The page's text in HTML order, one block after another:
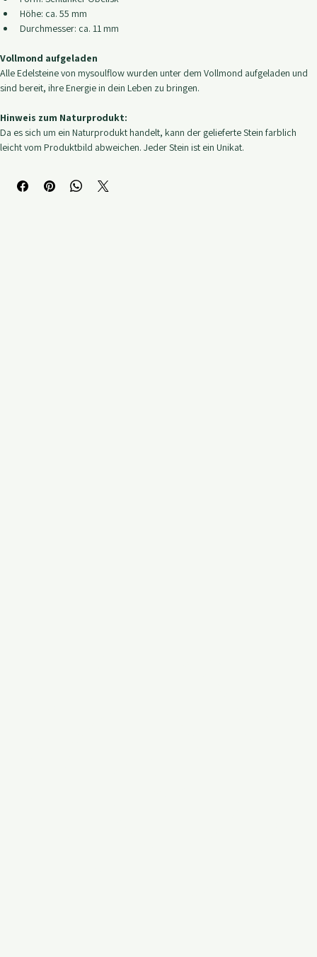
Details:
Stein: Granodiorit
Höhe: ca. 55 mm
Durchmesser: ca. 11 mm
Alle Edelsteine von mysoulflow wurden unter dem Vollmond aufgeladen und
sind bereit, ihre Energie in dein Leben zu bringen.
leicht vom Produktbild abweichen. Jeder Stein ist ein Unikat.